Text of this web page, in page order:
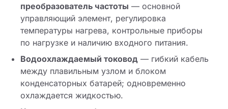
преобразователь частоты — основной
управляющий элемент, регулировка
температуры нагрева, контрольные приборы
по нагрузке и наличию входного питания.
Водоохлаждаемый токовод — гибкий кабель
между плавильным узлом и блоком
конденсаторных батарей; одновременно
охлаждается жидкостью.